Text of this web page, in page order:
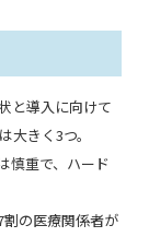
と導入に向けて
きく3つ。
慎重で、ハード
割の医療関係者が